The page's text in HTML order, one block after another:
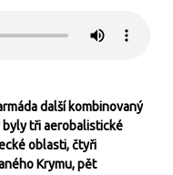
další kombinovaný
byly tři aerobalistické
oblasti, čtyři
Krymu, pět